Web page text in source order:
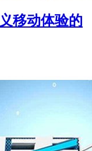
移动体验的